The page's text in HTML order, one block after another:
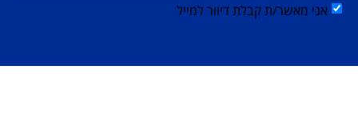
אני מאשר/ת קבלת דיוור למייל